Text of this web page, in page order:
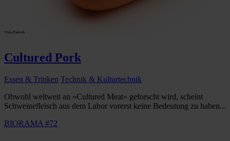
Cultured Pork
Essen & Trinken Technik & Kulturtechnik
Obwohl weltweit an »Cultured Meat« geforscht wird, scheint
Schweinefleisch aus dem Labor vorerst keine Bedeutung zu haben...
BIORAMA #72